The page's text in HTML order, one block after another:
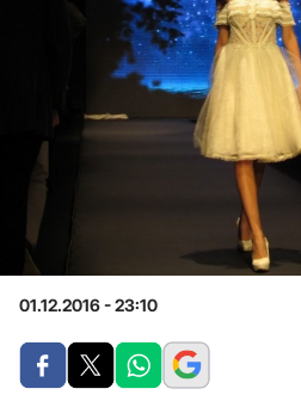
01.12.2016 - 23:10